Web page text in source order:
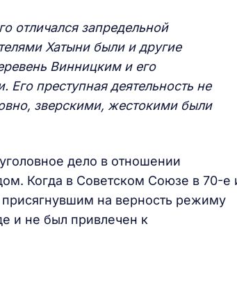
отличался запредельной
Хатыни были и другие
Винницким и его
преступная деятельность не
зверскими, жестокими были
дело в отношении
Когда в Советском Союзе в 70-е
на верность режиму
и не был привлечен к